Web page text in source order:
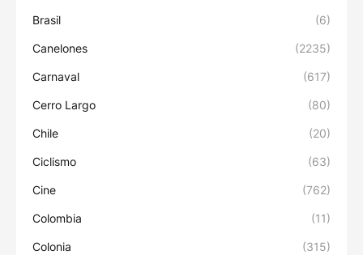
Brasil (6)
Canelones (2235)
Carnaval (617)
Cerro Largo (80)
Chile (20)
Ciclismo (63)
Cine (762)
Colombia (11)
Colonia (315)